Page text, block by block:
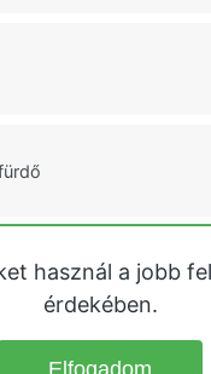
használ a jobb
érdekében.
Elfogadom